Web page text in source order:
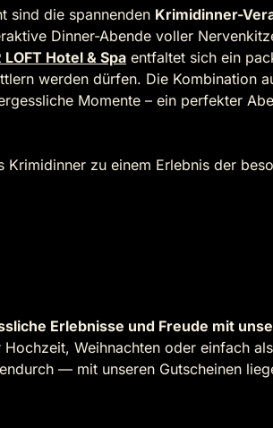
sind die spannenden Krimidinner-
Dinner-Abende voller
LOFT Hotel & Spa entfaltet sich ein
werden dürfen. Die Kombination
Momente – ein perfekter
Krimidinner zu einem Erlebnis der
Erlebnisse und Freude mit
Weihnachten oder einfach
— mit unseren Gutscheinen